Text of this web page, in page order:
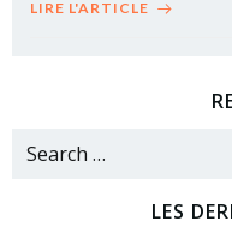
LIRE L'ARTICLE
Search
LES